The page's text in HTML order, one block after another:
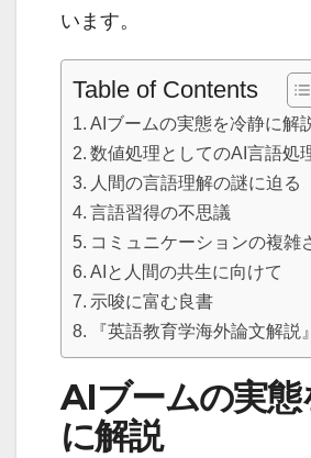
います。
Table of Contents
AIブームの実態を冷静に解
数値処理としてのAI言語処
人間の言語理解の謎に迫る
言語習得の不思議
コミュニケーションの複雑
AIと人間の共生に向けて
示唆に富む良書
『英語教育学海外論文解説』
AIブームの実態
に解説